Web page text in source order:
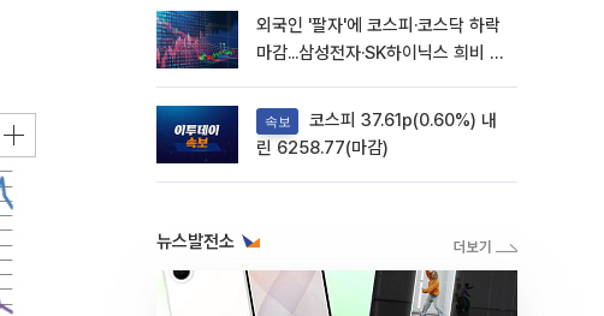
외국인 '팔자'에 코스피·코스닥 하락
마감...삼성전자·SK하이닉스 희비 갈
속보
린 6258.77(마감)
뉴스발전소